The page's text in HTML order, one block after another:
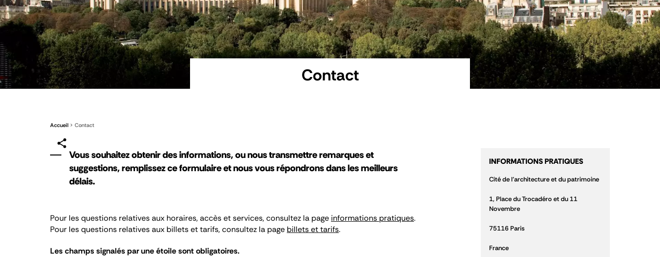
Contact
Accueil Contact
Vous souhaitez obtenir des informations, ou nous transmettre remarques et
suggestions, remplissez ce formulaire et nous vous répondrons dans les meilleurs
délais.
Pour les questions relatives aux horaires, accès et services, consultez la page informations pratiques.
Pour les questions relatives aux billets et tarifs, consultez la page billets et tarifs.
Les champs signalés par une étoile sont obligatoires.
INFORMATIONS PRATIQUES
Cité de l'architecture et du patrimoine
1, Place du Trocadéro et du 11
Novembre
75116 Paris
France